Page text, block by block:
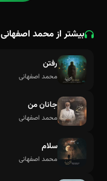
بیشتر از محمد اصفهانی
رفتن
محمد اصفهانی
جانان من
محمد اصفهانی
سلام
محمد اصفهانی